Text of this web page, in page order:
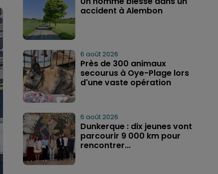
accident à Alembon
6 août 2026
Près de 300 animaux
secourus à Oye-Plage lors
d'une vaste opération
6 août 2026
Dunkerque : dix jeunes vont
parcourir 9 000 km pour
rencontrer...